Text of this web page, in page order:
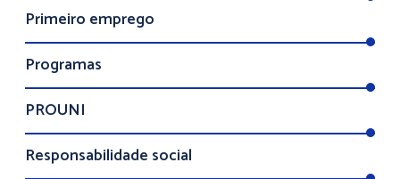
Primeiro emprego
Programas
PROUNI
Responsabilidade social